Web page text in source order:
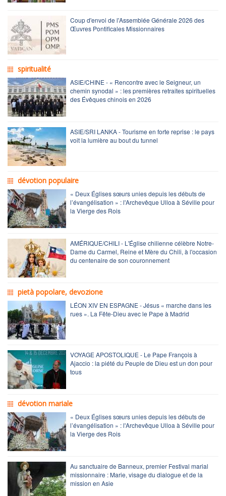
Coup d'envoi de l'Assemblée Générale 2026 des
Œuvres Pontificales Missionnaires
spiritualité
ASIE/CHINE - « Rencontre avec le Seigneur, un
chemin synodal » : les premières retraites spirituelles
des Évêques chinois en 2026
ASIE/SRI LANKA - Tourisme en forte reprise : le pays
voit la lumière au bout du tunnel
dévotion populaire
« Deux Églises sœurs unies depuis les débuts de
l’évangélisation » : l'Archevêque Ulloa à Séville pour
la Vierge des Rois
AMÉRIQUE/CHILI - L'Église chilienne célèbre Notre-
Dame du Carmel, Reine et Mère du Chili, à l'occasion
du centenaire de son couronnement
pietà popolare, devozione
LÉON XIV EN ESPAGNE - Jésus « marche dans les
rues ». La Fête-Dieu avec le Pape à Madrid
VOYAGE APOSTOLIQUE - Le Pape François à
Ajaccio : la piété du Peuple de Dieu est un don pour
tous
dévotion mariale
« Deux Églises sœurs unies depuis les débuts de
l’évangélisation » : l'Archevêque Ulloa à Séville pour
la Vierge des Rois
Au sanctuaire de Banneux, premier Festival marial
missionnaire : Marie, visage du dialogue et de la
mission en Asie